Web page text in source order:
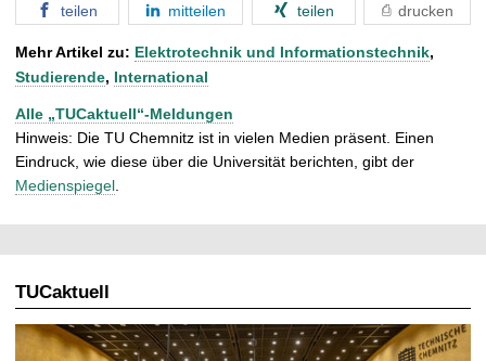
teilen mitteilen teilen drucken
Mehr Artikel zu: Elektrotechnik und Informationstechnik,
Studierende, International
Alle „TUCaktuell“-Meldungen
Hinweis: Die TU Chemnitz ist in vielen Medien präsent. Einen
Eindruck, wie diese über die Universität berichten, gibt der
Medienspiegel.
TUCaktuell